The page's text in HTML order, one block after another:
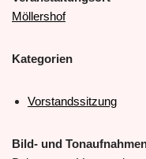
Möllershof
Kategorien
Vorstandssitzung
Bild- und